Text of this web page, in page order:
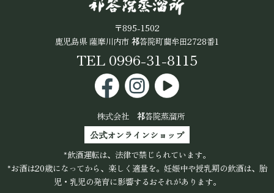
〒895-1502
鹿児島県 薩摩川内市 祁答院町藺牟田2728番1
TEL 0996-31-8115
株式会社 祁答院蒸溜所
公式オンラインショップ
*飲酒運転は、法律で禁じられています。
*お酒は20歳になってから、楽しく適量を。妊娠中や授乳期の飲酒は、胎
児・乳児の発育に影響するおそれがあります。